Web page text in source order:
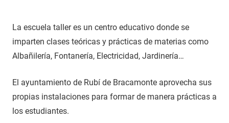
La escuela taller es un centro educativo donde se
imparten clases teóricas y prácticas de materias como
Albañilería, Fontanería, Electricidad, Jardinería…
El ayuntamiento de Rubí de Bracamonte aprovecha sus
propias instalaciones para formar de manera prácticas a
los estudiantes.